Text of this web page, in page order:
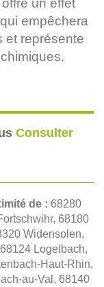
empêchera
et représente
Consulter
de : 68280
68180
Widensolen,
Logelbach,
Haut-Rhin,
au-Val, 68140